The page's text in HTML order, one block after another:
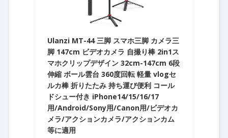
Ulanzi MT-44 三脚 スマホ三脚 カメラ三
脚 147cm ビデオカメラ 自撮り棒 2in1ス
マホクリップデザイン 32cm-147cm 6段
伸縮 ボール雲台 360度回転 軽量 vlogセ
ルカ棒 折りたたみ 持ち運び便利 コール
ドシュー付き iPhone14/15/16/17
用/Android/Sony用/Canon用/ビデオカ
メラ/アクションカメラ/アクションカム
等に適用